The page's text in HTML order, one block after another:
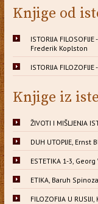
Knjige od
ISTORIJA
Frederik Koplston
ISTORIJA
Knjige iz
ŽIVOTI I MIŠLJENJA
DUH UTOPIJE, Ernst
ESTETIKA 1-3,
ETIKA, Baruh Spinoza
FILOZOFIJA U